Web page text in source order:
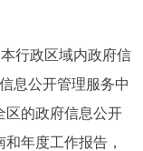
视频北京
行政区域内政府信
息公开管理服务中
区的政府信息公开
年度工作报告，